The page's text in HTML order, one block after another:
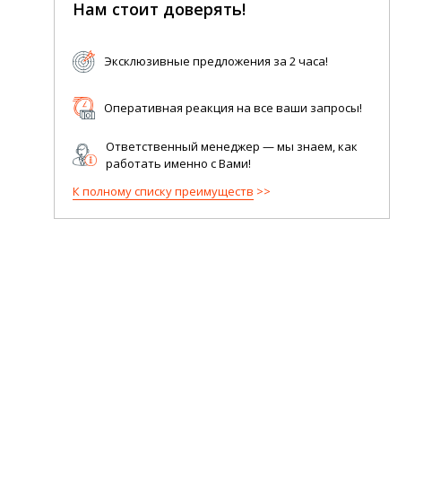
Нам стоит доверять!
Эксклюзивные предложения за 2 часа!
Оперативная реакция на все ваши запросы!
Ответственный менеджер — мы знаем, как
работать именно с Вами!
К полному списку преимуществ